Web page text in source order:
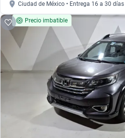
Ciudad de México • Entrega 16 a 30 días
Precio imbatible